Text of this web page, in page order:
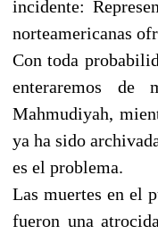
incidente:
norteamericanas
Con toda
enteraremos de
Mahmudiyah,
ya ha sido
es el problema.
Las muertes en el
fueron una